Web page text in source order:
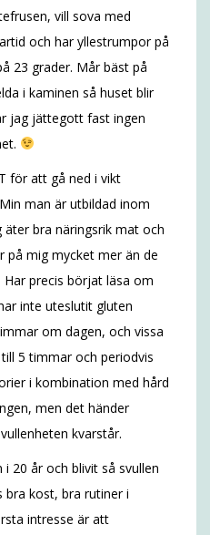
vill sova med
och har yllestrumpor på
23 grader. Mår bäst på
i kaminen så huset blir
jag jättegott fast ingen
för att gå ned i vikt
man är utbildad inom
bra näringsrik mat och
mig mycket mer än de
precis börjat läsa om
inte uteslutit gluten
om dagen, och vissa
5 timmar och periodvis
i kombination med hård
men det händer
kvarstår.
20 år och blivit så svullen
kost, bra rutiner i
intresse är att